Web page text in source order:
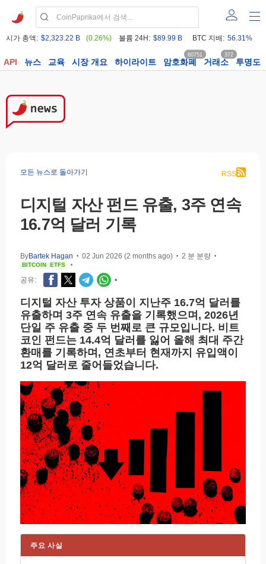
시가 총액: $2,323.22 B (0.26%) 볼륨 24H: $89.99 B BTC 지배: 56.31%
API 뉴스 교육 시장 개요 하이라이트 암호화폐
60751
거래소
372
투명도
모든 뉴스로 돌아가기 RSS
디지털 자산 펀드 유출, 3주 연속
16.7억 달러 기록
ByBartek Hagan • 02 Jun 2026 (2 months ago) • 2 분 분량 •
BITCOIN ETFS •
공유: •
디지털 자산 투자 상품이 지난주 16.7억 달러를
유출하며 3주 연속 유출을 기록했으며, 2026년
단일 주 유출 중 두 번째로 큰 규모입니다. 비트
코인 펀드는 14.4억 달러를 잃어 올해 최대 주간
환매를 기록하며, 연초부터 현재까지 유입액이
12억 달러로 줄어들었습니다.
주요 사실